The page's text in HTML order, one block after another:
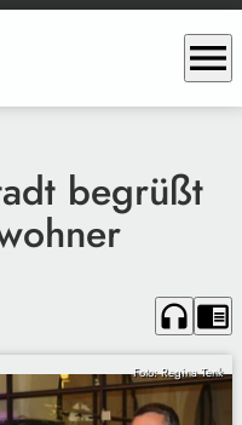
menu
begrüßt
headphones chrome_reader_mode
Foto: Regina Tenk